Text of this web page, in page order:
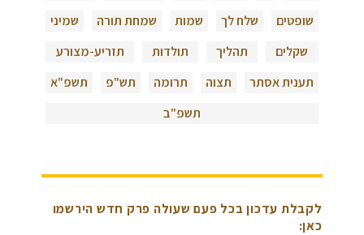
שופטים
שלח לך שמות שמחת תורה
שמיני
שקלים
תהליך תולדות
תזריע-מצורע
תענית אסתר
תצוה תרומה תש"פ
תשפ"א
תשפ"ב
לקבלת עדכון בכל פעם שעולה פרק חדש הירשמו
כאן: